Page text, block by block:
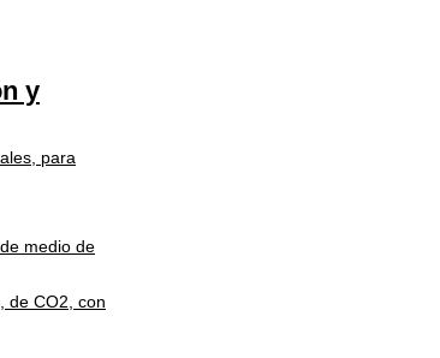
y
para
medio de
de CO2, con